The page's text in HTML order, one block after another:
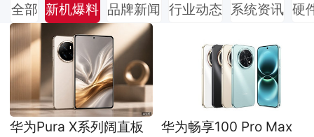
全部 新机爆料 品牌新闻 行业动态 系统资讯 硬
华为Pura X系列阔直板
华为畅享100 Pro Max